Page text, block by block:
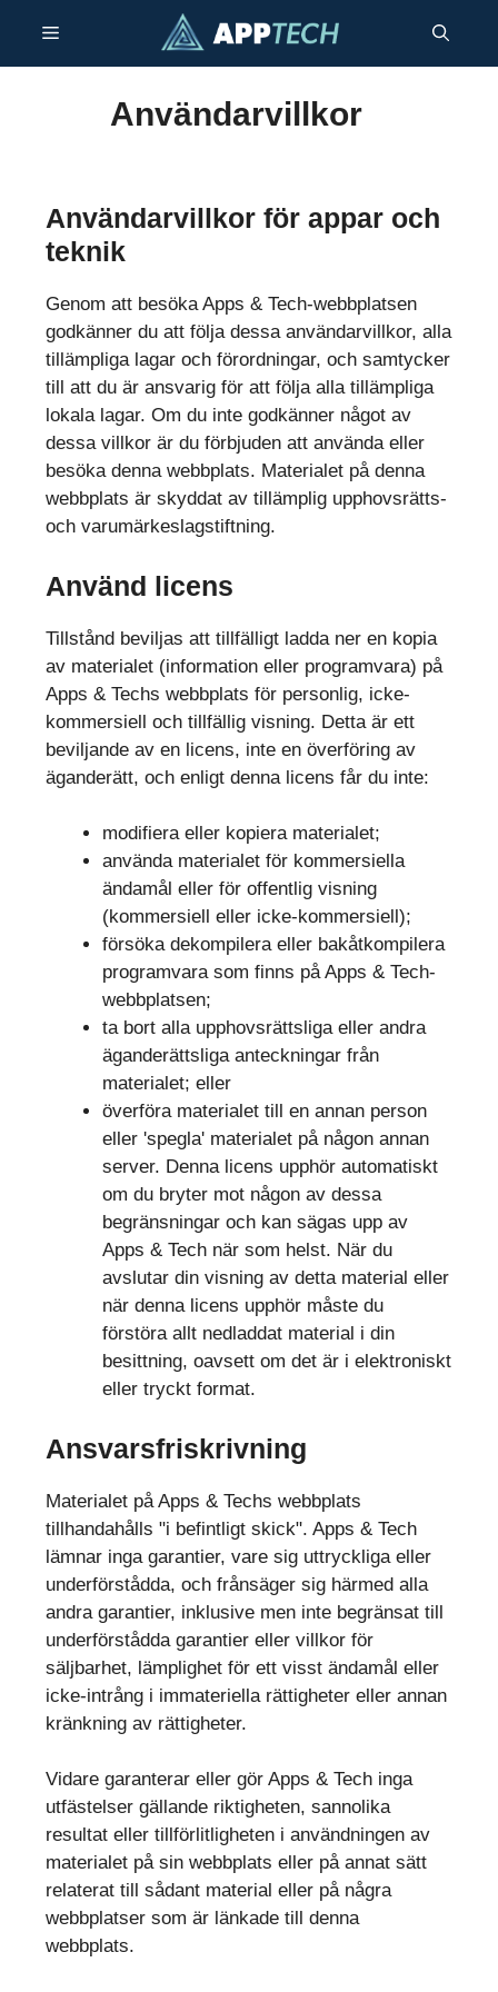
innehåll
Meny
Användarvillkor
Användarvillkor för appar och
teknik
Genom att besöka Apps & Tech-webbplatsen
godkänner du att följa dessa användarvillkor, alla
tillämpliga lagar och förordningar, och samtycker
till att du är ansvarig för att följa alla tillämpliga
lokala lagar. Om du inte godkänner något av
dessa villkor är du förbjuden att använda eller
besöka denna webbplats. Materialet på denna
webbplats är skyddat av tillämplig upphovsrätts-
och varumärkeslagstiftning.
Använd licens
Tillstånd beviljas att tillfälligt ladda ner en kopia
av materialet (information eller programvara) på
Apps & Techs webbplats för personlig, icke-
kommersiell och tillfällig visning. Detta är ett
beviljande av en licens, inte en överföring av
äganderätt, och enligt denna licens får du inte:
modifiera eller kopiera materialet;
använda materialet för kommersiella
ändamål eller för offentlig visning
(kommersiell eller icke-kommersiell);
försöka dekompilera eller bakåtkompilera
programvara som finns på Apps & Tech-
webbplatsen;
ta bort alla upphovsrättsliga eller andra
äganderättsliga anteckningar från
materialet; eller
överföra materialet till en annan person
eller 'spegla' materialet på någon annan
server. Denna licens upphör automatiskt
om du bryter mot någon av dessa
begränsningar och kan sägas upp av
Apps & Tech när som helst. När du
avslutar din visning av detta material eller
när denna licens upphör måste du
förstöra allt nedladdat material i din
besittning, oavsett om det är i elektroniskt
eller tryckt format.
Ansvarsfriskrivning
Materialet på Apps & Techs webbplats
tillhandahålls "i befintligt skick". Apps & Tech
lämnar inga garantier, vare sig uttryckliga eller
underförstådda, och frånsäger sig härmed alla
andra garantier, inklusive men inte begränsat till
underförstådda garantier eller villkor för
säljbarhet, lämplighet för ett visst ändamål eller
icke-intrång i immateriella rättigheter eller annan
kränkning av rättigheter.
Vidare garanterar eller gör Apps & Tech inga
utfästelser gällande riktigheten, sannolika
resultat eller tillförlitligheten i användningen av
materialet på sin webbplats eller på annat sätt
relaterat till sådant material eller på några
webbplatser som är länkade till denna
webbplats.